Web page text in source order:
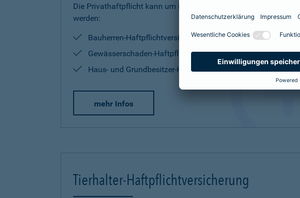
Die Privathaftpflicht kann um individuelle Haftungsrisiken ergänzt
werden:
Bauherren-Haftpflichtversicherung
Gewässerschaden-Haftpflichtversicherung
Haus- und Grundbesitzer-Haftpflichtversicherung
mehr Infos
Tierhalter-Haftpflichtversicherung